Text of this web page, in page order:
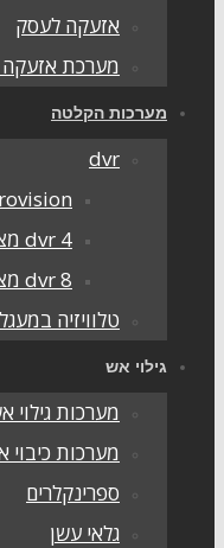
אזעקה לעסק
מערכת אזעקה
הקלטה
dvr provision
dvr 4 מצלמות
dvr 8 מצלמות
טלוויזיה במעגל סגור
אש
מערכות גילוי אש
מערכות כיבוי אש
ספרינקלרים
גלאי עשן